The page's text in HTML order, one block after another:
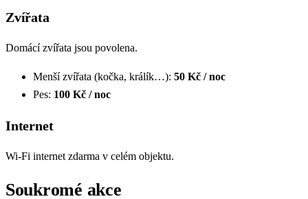
Zvířata
Domácí zvířata jsou povolena.
Menší zvířata (kočka, králík…): 50 Kč / noc
Pes: 100 Kč / noc
Internet
Wi-Fi internet zdarma v celém objektu.
Soukromé akce